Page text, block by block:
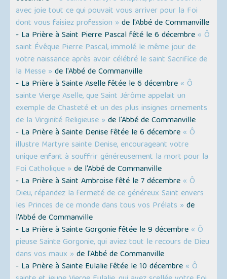
avec joie tout ce qui pouvait vous arriver pour la Foi
dont vous faisiez profession » de l'Abbé de Commanville
- La Prière à Saint Pierre Pascal fêté le 6 décembre « Ô
saint Évêque Pierre Pascal, immolé le même jour de
votre naissance après avoir célébré le saint Sacrifice de
la Messe » de l'Abbé de Commanville
- La Prière à Sainte Aselle fêtée le 6 décembre « Ô
sainte Vierge Aselle, que Saint Jérôme appelait un
exemple de Chasteté et un des plus insignes ornements
de la Virginité Religieuse » de l'Abbé de Commanville
- La Prière à Sainte Denise fêtée le 6 décembre « Ô
illustre Martyre sainte Denise, encourageant votre
unique enfant à souffrir généreusement la mort pour la
Foi Catholique » de l'Abbé de Commanville
- La Prière à Saint Ambroise fêté le 7 décembre « Ô
Dieu, répandez la fermeté de ce généreux Saint envers
les Princes de ce monde dans tous vos Prélats » de
l'Abbé de Commanville
- La Prière à Sainte Gorgonie fêtée le 9 décembre « Ô
pieuse Sainte Gorgonie, qui aviez tout le recours de Dieu
dans vos maux » de l'Abbé de Commanville
- La Prière à Sainte Eulalie fêtée le 10 décembre « Ô